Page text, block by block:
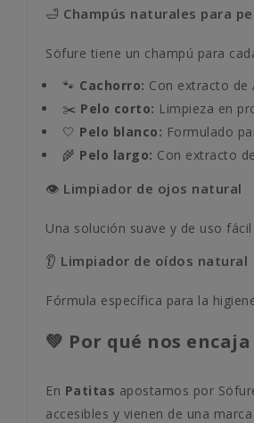
🛁 Champús naturales para
Söfure tiene un champú para
🐾 Cachorro: Con extracto de
✂️ Pelo corto: Limpieza en
🤍 Pelo blanco: Formulado
🌾 Pelo largo: Con extracto
👁️ Limpiador de ojos natural
Una solución suave y de uso
👂 Limpiador de oídos natural
Fórmula específica para la
💚 Por qué nos
En Patitas apostamos por
accesibles y vienen de una